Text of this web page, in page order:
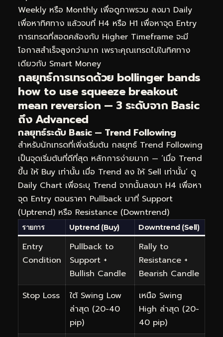
Weekly หรือ Monthly เพื่อดูภาพรวม ลงมา Daily
เพื่อหาทิศทาง แล้วจบที่ H4 หรือ H1 เพื่อหาจุด Entry
การเทรดที่สอดคล้องกับ Higher Timeframe จะมี
โอกาสสำเร็จสูงกว่ามาก เพราะคุณเทรดไปในทิศทาง
เดียวกับ Smart Money
กลยุทธ์การเทรดด้วย bollinger bands
how to use squeeze breakout
mean reversion — 3 ระดับจาก Basic
ถึง Advanced
กลยุทธ์ระดับ Basic — Trend Following
สำหรับนักเทรดที่เพิ่งเริ่มต้น กลยุทธ์ Trend Following
เป็นจุดเริ่มต้นที่ดีที่สุด หลักการง่ายมาก — ‘เมื่อ Trend
ขึ้น ให้ Buy เท่านั้น เมื่อ Trend ลง ให้ Sell เท่านั้น’ ดู
Daily Chart เพื่อระบุ Trend จากนั้นลงมา H4 เพื่อหา
จุด Entry ตอนราคา Pullback มาที่ Support
(Uptrend) หรือ Resistance (Downtrend)
รายการ Uptrend (Buy) Downtrend (Sell)
Entry
Condition
Pullback to
Support +
Bullish Candle
Rally to
Resistance +
Bearish Candle
Stop Loss
ใต้ Swing Low
ล่าสุด (20-40
pip)
เหนือ Swing
High ล่าสุด (20-
40 pip)